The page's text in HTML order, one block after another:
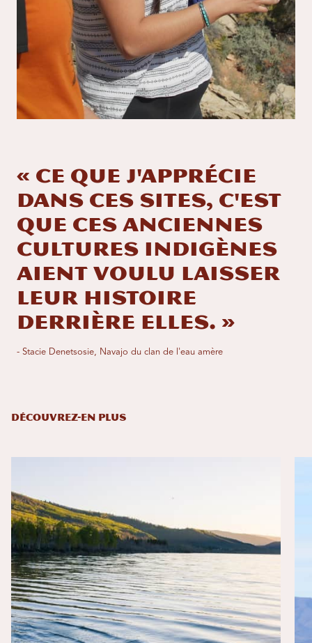
« Ce que j'apprécie
dans ces sites, c'est
que ces anciennes
cultures indigènes
aient voulu laisser
leur histoire
derrière elles. »
- Stacie Denetsosie, Navajo du clan de l'eau amère
DÉCOUVREZ-EN PLUS